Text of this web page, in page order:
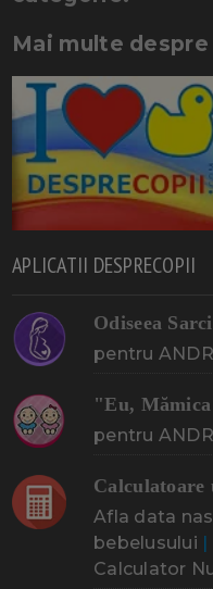
Mai multe despre
APLICATII DESPRECOPII
Odiseea
pentru
"Eu,
pentru
Calculatoare
Afla data
bebelusului |
Calculator